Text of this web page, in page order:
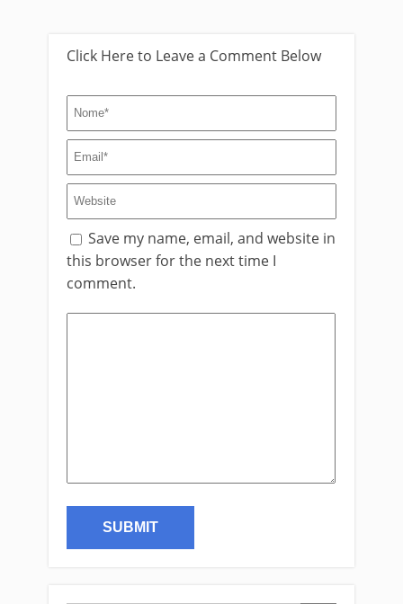
Click Here to Leave a Comment Below
Save my name, email, and website in
this browser for the next time I
comment.